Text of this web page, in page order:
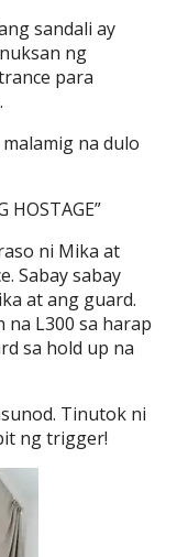
sandali ay
ng
para
na dulo
HOSTAGE”
ni Mika at
Sabay sabay
at ang guard.
na L300 sa harap
sa hold up na
Tinutok ni
ng trigger!